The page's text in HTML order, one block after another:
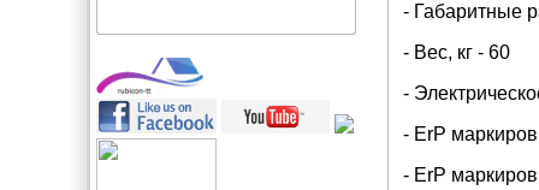
- Габаритные
- Вес, кг - 60
-
- ErP
- ErP